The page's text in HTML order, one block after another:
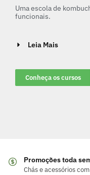
Uma escola de
funcionais.
Leia Mais
Conheça os cursos
Promoções toda
Chás e acessórios